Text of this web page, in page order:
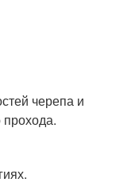
черепа и